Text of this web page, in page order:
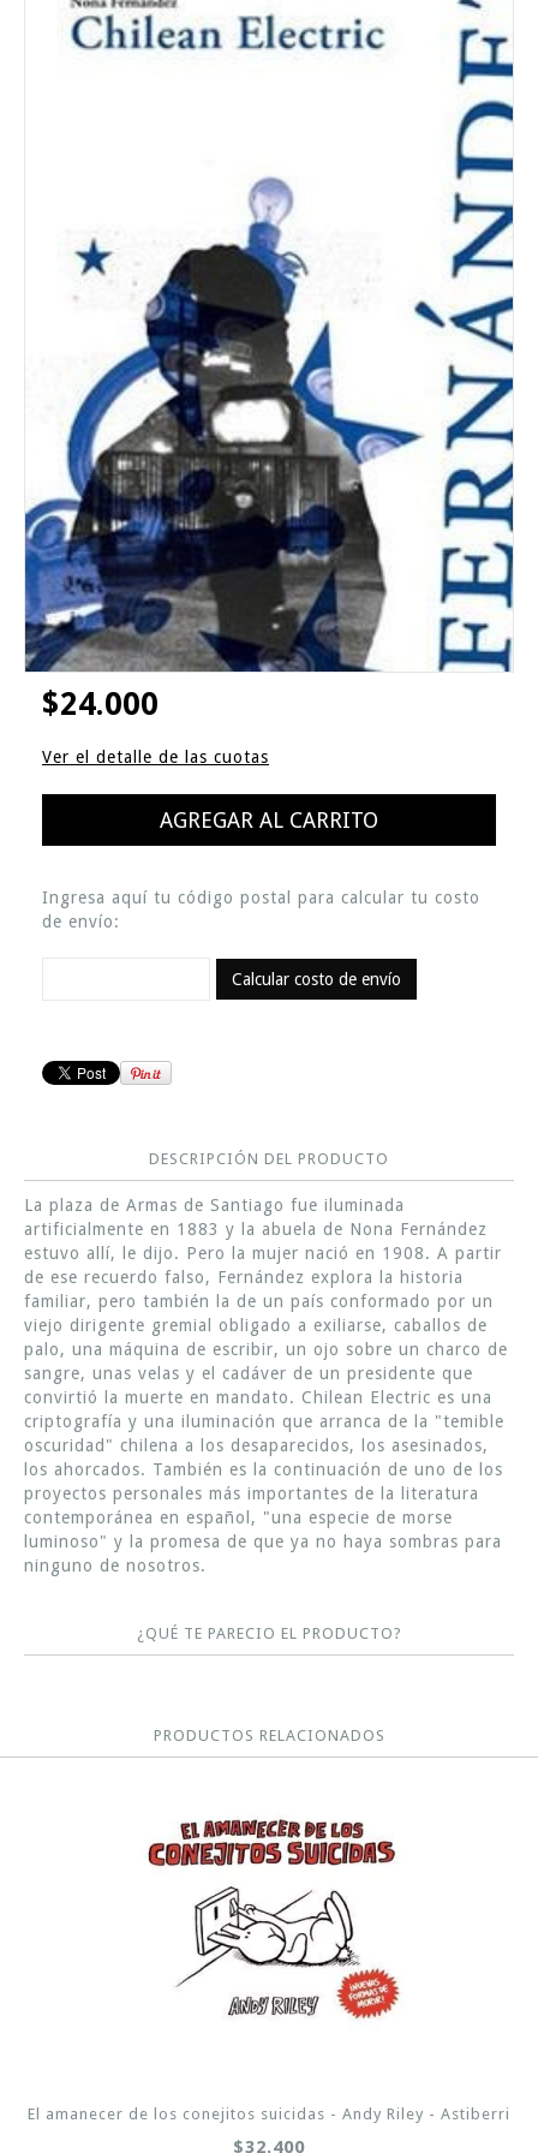
$24.000
Ver el detalle de las cuotas
Ingresa aquí tu código postal para calcular tu costo
de envío:
Calcular costo de envío
DESCRIPCIÓN DEL PRODUCTO
La plaza de Armas de Santiago fue iluminada
artificialmente en 1883 y la abuela de Nona Fernández
estuvo allí, le dijo. Pero la mujer nació en 1908. A partir
de ese recuerdo falso, Fernández explora la historia
familiar, pero también la de un país conformado por un
viejo dirigente gremial obligado a exiliarse, caballos de
palo, una máquina de escribir, un ojo sobre un charco de
sangre, unas velas y el cadáver de un presidente que
convirtió la muerte en mandato. Chilean Electric es una
criptografía y una iluminación que arranca de la "temible
oscuridad" chilena a los desaparecidos, los asesinados,
los ahorcados. También es la continuación de uno de los
proyectos personales más importantes de la literatura
contemporánea en español, "una especie de morse
luminoso" y la promesa de que ya no haya sombras para
ninguno de nosotros.
¿QUÉ TE PARECIO EL PRODUCTO?
PRODUCTOS RELACIONADOS
El amanecer de los conejitos suicidas - Andy Riley - Astiberri
$32.400